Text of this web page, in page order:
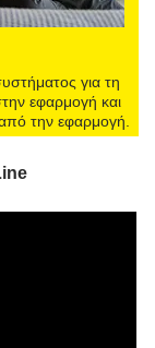
για τη
εφαρμογή και
την εφαρμογή.